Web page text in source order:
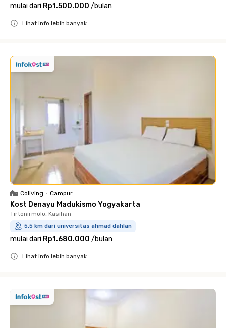
mulai dari Rp1.500.000 /bulan
Lihat info lebih banyak
Coliving • Campur
Kost Denayu Madukismo Yogyakarta
Tirtonirmolo, Kasihan
5.5 km dari universitas ahmad dahlan
mulai dari Rp1.680.000 /bulan
Lihat info lebih banyak